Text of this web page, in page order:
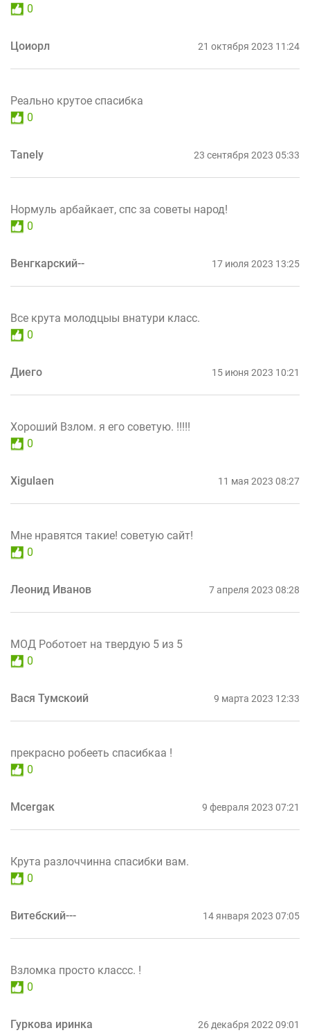
0
Цоиорл 21 октября 2023 11:24
Реально крутое спасибка
0
Tanely 23 сентября 2023 05:33
Нормуль арбайкает, спс за советы народ!
0
Венгкарский-- 17 июля 2023 13:25
Все крута молодцыы внатури класс.
0
Диего 15 июня 2023 10:21
Хороший Взлом. я его советую. !!!!!
0
Xigulaen 11 мая 2023 08:27
Мне нравятся такие! советую сайт!
0
Леонид Иванов 7 апреля 2023 08:28
МОД Роботоет на твердую 5 из 5
0
Вася Тумскоий 9 марта 2023 12:33
прекрасно робееть спасибкаа !
0
Mcergaк 9 февраля 2023 07:21
Крута разлоччинна спасибки вам.
0
Витебский--- 14 января 2023 07:05
Взломка просто классс. !
0
Гуркова иринка 26 декабря 2022 09:01